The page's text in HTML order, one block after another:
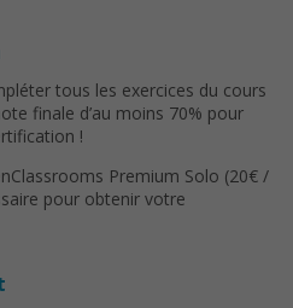
tous les exercices du cours
finale d’au moins 70% pour
!
Premium Solo (20€ /
pour obtenir votre